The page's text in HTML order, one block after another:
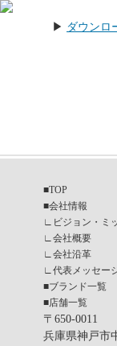
▶︎ ダウンロ
■TOP
■会社情報
∟ ビジョン・ミ
∟会社概要
∟会社沿革
∟代表メッセー
■ブランド一覧
■店舗一覧
〒650-0011
兵庫県神戸市